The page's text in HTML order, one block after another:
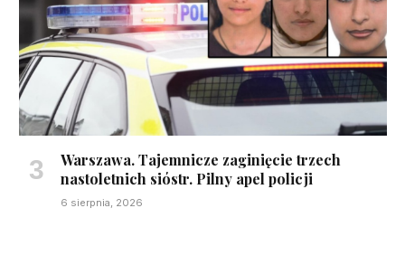
Warszawa. Tajemnicze zaginięcie trzech
nastoletnich sióstr. Pilny apel policji
6 sierpnia, 2026